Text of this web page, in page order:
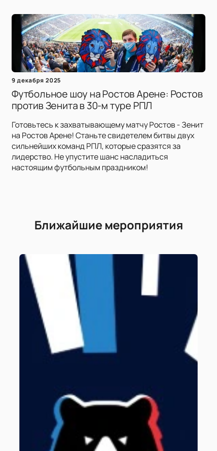
9 декабря 2025
Футбольное шоу на Ростов Арене: Ростов
против Зенита в 30-м туре РПЛ
Готовьтесь к захватывающему матчу Ростов - Зенит
на Ростов Арене! Станьте свидетелем битвы двух
сильнейших команд РПЛ, которые сразятся за
лидерство. Не упустите шанс насладиться
настоящим футбольным праздником!
Ближайшие мероприятия